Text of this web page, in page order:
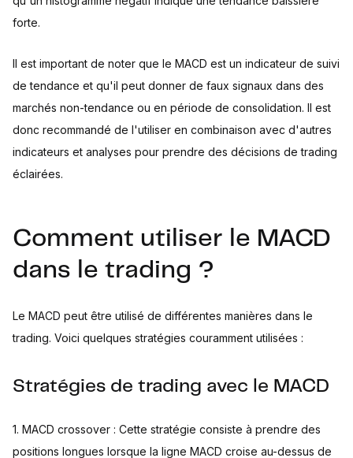
forte.
Il est important de noter que le MACD est un indicateur de suivi
de tendance et qu'il peut donner de faux signaux dans des
marchés non-tendance ou en période de consolidation. Il est
donc recommandé de l'utiliser en combinaison avec d'autres
indicateurs et analyses pour prendre des décisions de trading
éclairées.
Comment utiliser le MACD
dans le trading ?
Le MACD peut être utilisé de différentes manières dans le
trading. Voici quelques stratégies couramment utilisées :
Stratégies de trading avec le MACD
1. MACD crossover : Cette stratégie consiste à prendre des
positions longues lorsque la ligne MACD croise au-dessus de